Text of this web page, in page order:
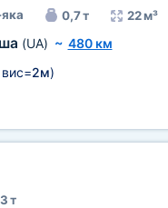
0,7 т 22 м³
(UA) ~ 480 км
вис=2м)
т